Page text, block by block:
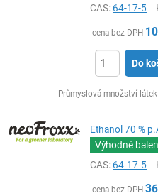
CAS:64-17-5
cena bez DPH
Do
Průmyslová množství
Ethanol 70 %
Výhodné
CAS:64-17-5
cena bez DPH